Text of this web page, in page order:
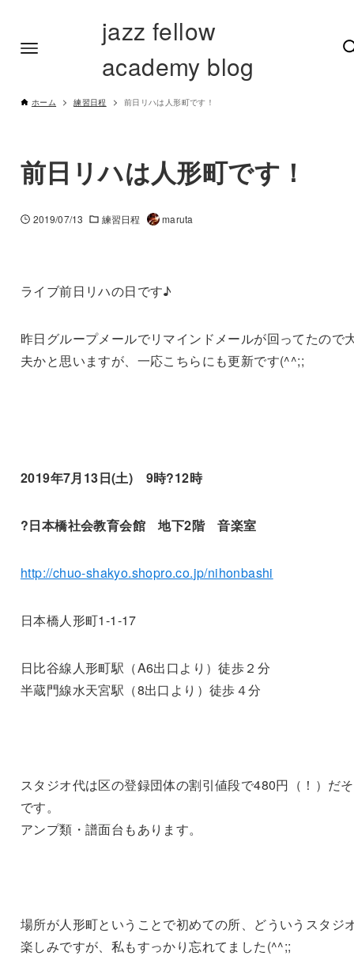
jazz fellow
academy blog
ホーム 練習日程 前日リハは人形町です！
前日リハは人形町です！
2019/07/13 練習日程 maruta
ライブ前日リハの日です♪
昨日グループメールでリマインドメールが回ってたので
夫かと思いますが、一応こちらにも更新です(^^;;
2019年7月13日(土) 9時?12時
?日本橋社会教育会館 地下2階 音楽室
http://chuo-shakyo.shopro.co.jp/nihonbashi
日本橋人形町1-1-17
日比谷線人形町駅（A6出口より）徒歩２分
半蔵門線水天宮駅（8出口より）徒歩４分
スタジオ代は区の登録団体の割引値段で480円（！）だ
です。
アンプ類・譜面台もあります。
場所が人形町ということで初めての所、どういうスタジ
楽しみですが、私もすっかり忘れてました(^^;;